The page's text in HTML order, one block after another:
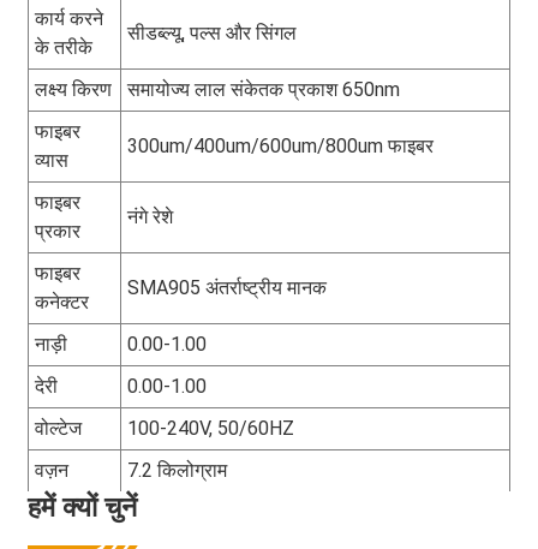
कार्य करने
के तरीके
सीडब्ल्यू, पल्स और सिंगल
लक्ष्य किरण
समायोज्य लाल संकेतक प्रकाश 650nm
फाइबर
व्यास
300um/400um/600um/800um फाइबर
फाइबर
प्रकार
नंगे रेशे
फाइबर
कनेक्टर
SMA905 अंतर्राष्ट्रीय मानक
नाड़ी
0.00-1.00
देरी
0.00-1.00
वोल्टेज
100-240V, 50/60HZ
वज़न
7.2 किलोग्राम
हमें क्यों चुनें